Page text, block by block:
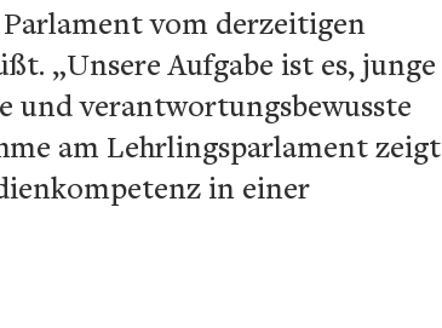
vom derzeitigen
„Unsere Aufgabe ist es, junge
und verantwortungsbewusste
am Lehrlingsparlament zeigt
in einer